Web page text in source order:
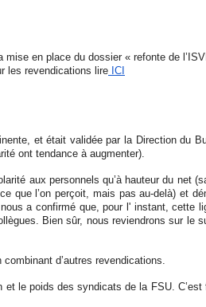
mise en place du dossier « refonte de
les revendications lire ICI
et était validée par la Direction du
ont tendance à augmenter).
aux personnels qu’à hauteur du net
l’on perçoit, mais pas au-delà) et
a confirmé que, pour l' instant, cette
Bien sûr, nous reviendrons sur le
d’autres revendications.
le poids des syndicats de la FSU.